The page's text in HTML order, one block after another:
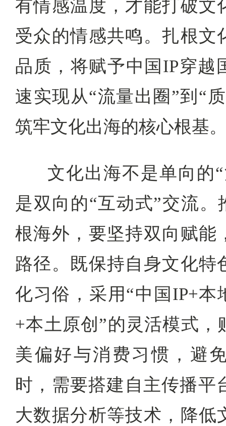
有情感温度，才能打破文
受众的情感共鸣。扎根文
品质，将赋予中国IP穿越
速实现从“流量出圈”到“
筑牢文化出海的核心根基
文化出海不是单向的
是双向的“互动式”交流。
根海外，要坚持双向赋能
路径。既保持自身文化特
化习俗，采用“中国IP+本
+本土原创”的灵活模式，
美偏好与消费习惯，避
时，需要搭建自主传播平
大数据分析等技术，降低